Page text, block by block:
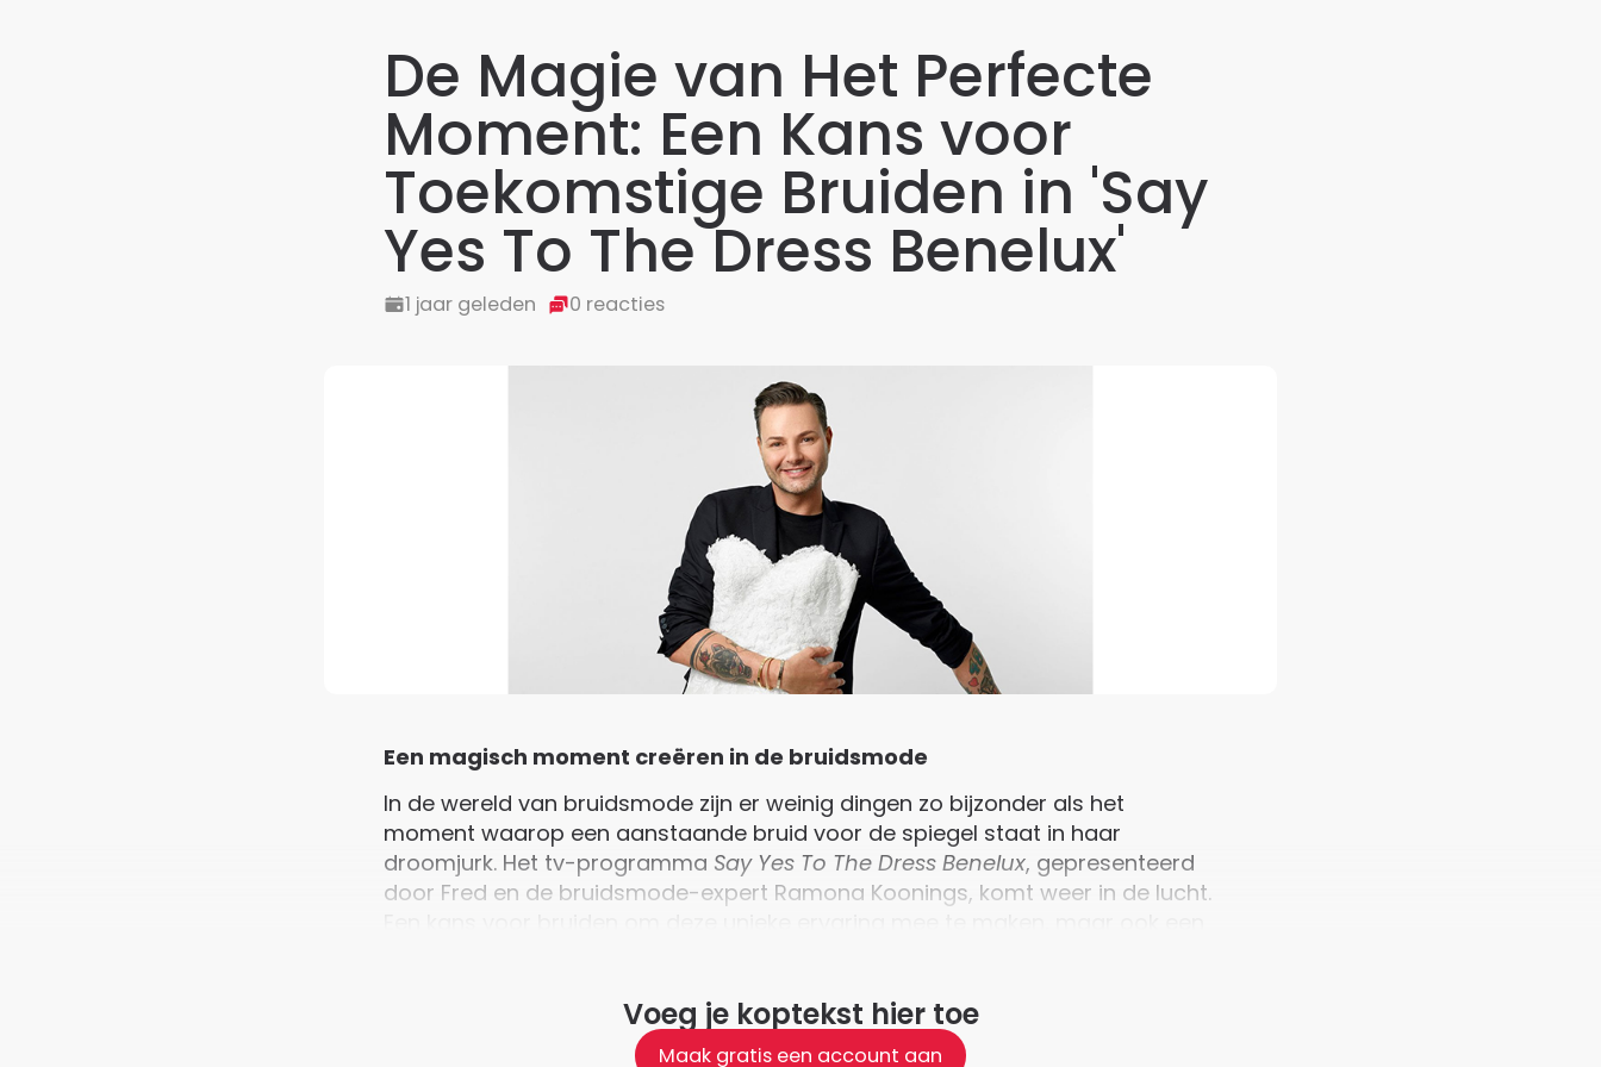
De Magie van Het Perfecte
Moment: Een Kans voor
Toekomstige Bruiden in 'Say
Yes To The Dress Benelux'
1 jaar geleden 0 reacties
Een magisch moment creëren in de bruidsmode
In de wereld van bruidsmode zijn er weinig dingen zo bijzonder als het
moment waarop een aanstaande bruid voor de spiegel staat in haar
droomjurk. Het tv-programma Say Yes To The Dress Benelux, gepresenteerd
door Fred en de bruidsmode-expert Ramona Koonings, komt weer in de lucht.
Voeg je koptekst hier toe
Maak gratis een account aan